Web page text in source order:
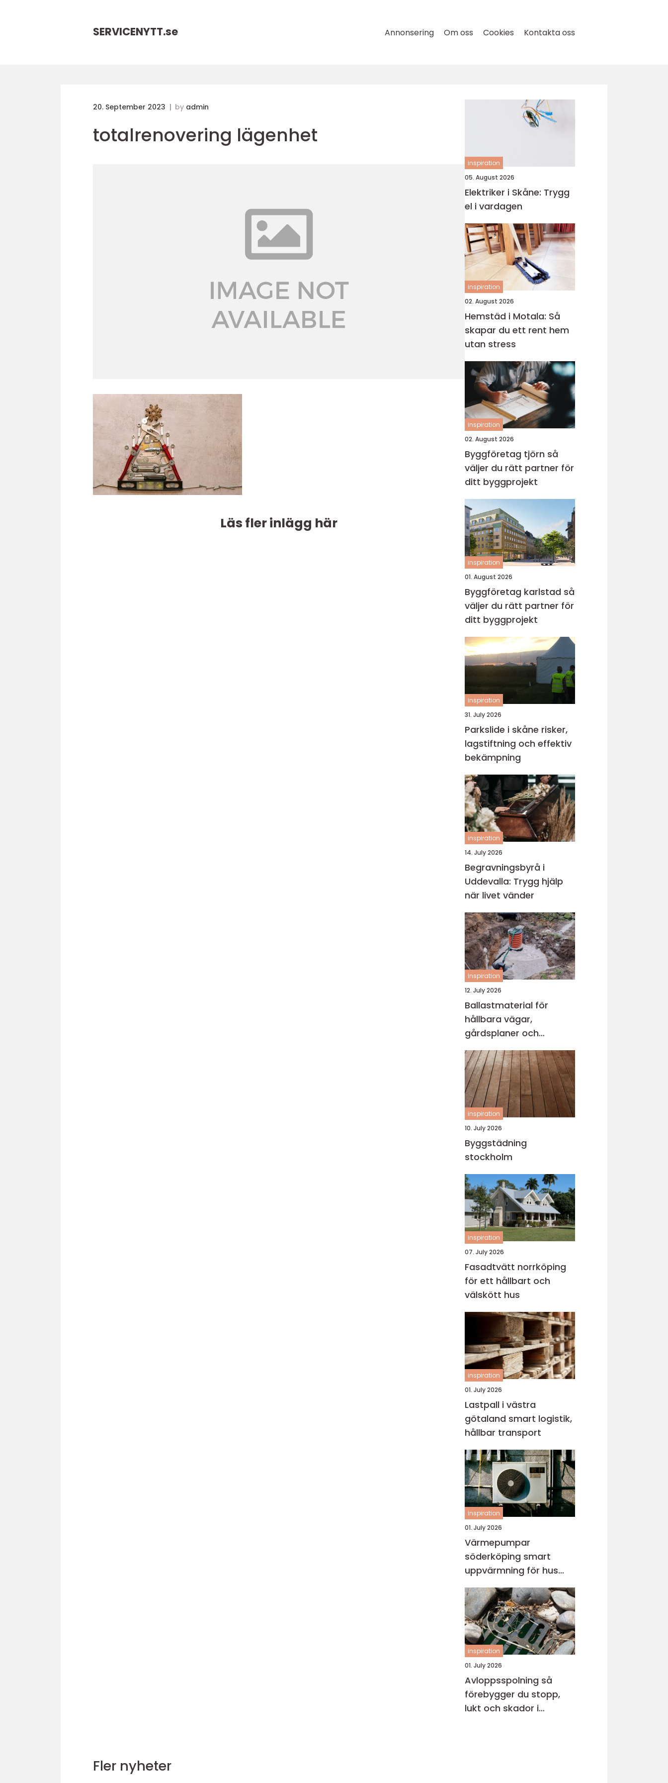
SERVICENYTT.se Annonsering Om oss Cookies Kontakta oss
20. September 2023 by admin
totalrenovering lägenhet
Läs fler inlägg här
inspiration
05. August 2026
Elektriker i Skåne: Trygg
el i vardagen
inspiration
02. August 2026
Hemstäd i Motala: Så
skapar du ett rent hem
utan stress
inspiration
02. August 2026
Byggföretag tjörn så
väljer du rätt partner för
ditt byggprojekt
inspiration
01. August 2026
Byggföretag karlstad så
väljer du rätt partner för
ditt byggprojekt
inspiration
31. July 2026
Parkslide i skåne risker,
lagstiftning och effektiv
bekämpning
inspiration
14. July 2026
Begravningsbyrå i
Uddevalla: Trygg hjälp
när livet vänder
inspiration
12. July 2026
Ballastmaterial för
hållbara vägar,
gårdsplaner och
byggprojekt
inspiration
10. July 2026
Byggstädning
stockholm
inspiration
07. July 2026
Fasadtvätt norrköping
för ett hållbart och
välskött hus
inspiration
01. July 2026
Lastpall i västra
götaland smart logistik,
hållbar transport
inspiration
01. July 2026
Värmepumpar
söderköping smart
uppvärmning för hus
och fritidsboende
inspiration
01. July 2026
Avloppsspolning så
förebygger du stopp,
lukt och skador i
Fler nyheter